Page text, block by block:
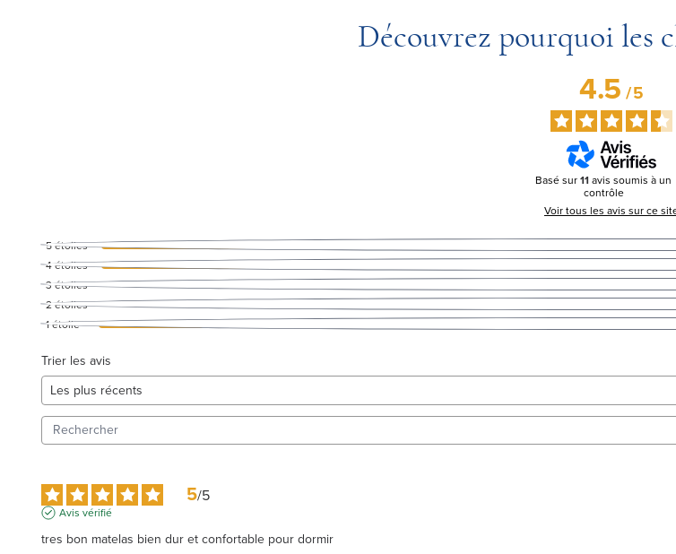
Découvrez pourquoi les
4.5/5
Basé sur11avis soumis à un
contrôle
Voir tous les avis sur ce
5étoiles
4étoiles
3 étoiles
2étoiles
1étoile
Trier les avis
5/5
Avis vérifié
tres bon matelas bien dur et confortable pour dormir